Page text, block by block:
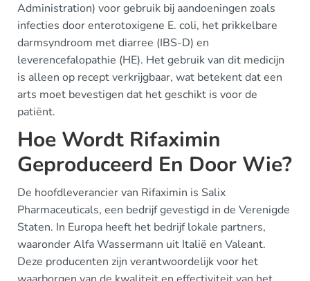
Administration) voor gebruik bij aandoeningen zoals
infecties door enterotoxigene E. coli, het prikkelbare
darmsyndroom met diarree (IBS-D) en
leverencefalopathie (HE). Het gebruik van dit medicijn
is alleen op recept verkrijgbaar, wat betekent dat een
arts moet bevestigen dat het geschikt is voor de
patiënt.
Hoe Wordt Rifaximin
Geproduceerd En Door Wie?
De hoofdleverancier van Rifaximin is Salix
Pharmaceuticals, een bedrijf gevestigd in de Verenigde
Staten. In Europa heeft het bedrijf lokale partners,
waaronder Alfa Wassermann uit Italië en Valeant.
Deze producenten zijn verantwoordelijk voor het